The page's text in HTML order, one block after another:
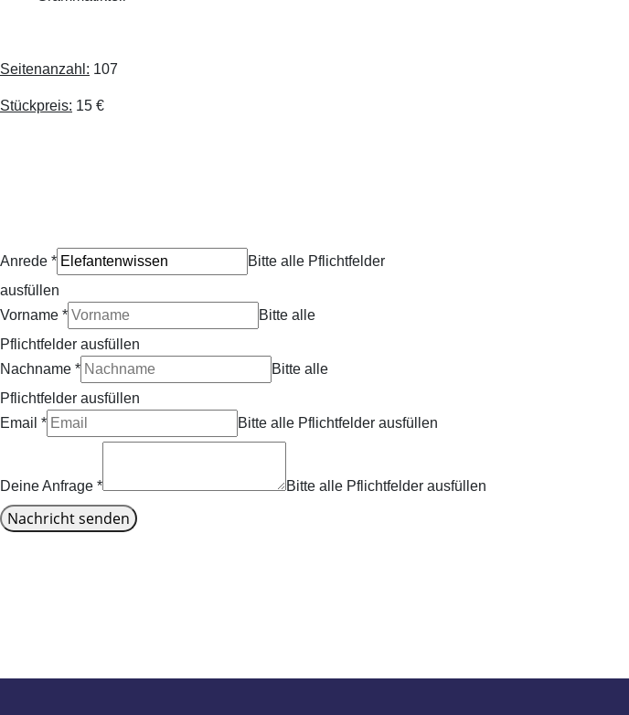
Seitenanzahl: 107
Stückpreis: 15 €
Anrede *
Bitte alle Pflichtfelder
ausfüllen
Vorname *
Bitte alle
Pflichtfelder ausfüllen
Nachname *
Bitte alle
Pflichtfelder ausfüllen
Email * Bitte alle Pflichtfelder ausfüllen
Deine Anfrage * Bitte alle Pflichtfelder ausfüllen
Nachricht senden